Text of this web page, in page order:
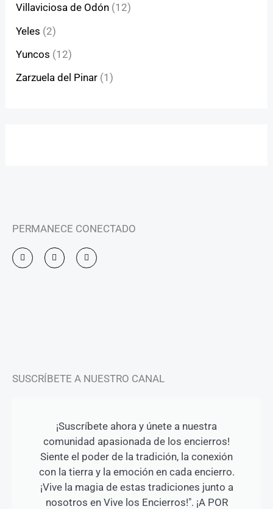
Villaviciosa de Odón (12)
Yeles (2)
Yuncos (12)
Zarzuela del Pinar (1)
PERMANECE CONECTADO
I
n
s
F
a
c
Y
o
u
SUSCRÍBETE A NUESTRO CANAL
¡Suscríbete ahora y únete a nuestra
comunidad apasionada de los encierros!
Siente el poder de la tradición, la conexión
con la tierra y la emoción en cada encierro.
¡Vive la magia de estas tradiciones junto a
nosotros en Vive los Encierros!". ¡A POR